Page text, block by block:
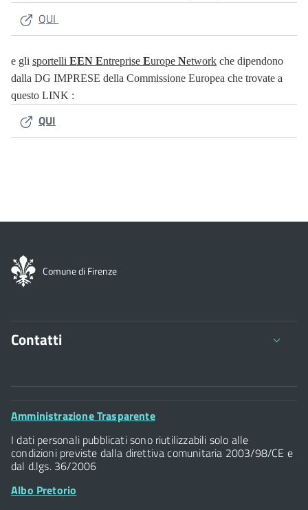
QUI
e gli sportelli EEN Entreprise Europe Network che dipendono
dalla DG IMPRESE della Commissione Europea che trovate a
questo LINK :
QUI
Comune di Firenze
Contatti
Comune di Firenze
Palazzo Vecchio
Piazza della Signoria - 50122, Firenze
Footer
Amministrazione Trasparente
I dati personali pubblicati sono riutilizzabili solo alle
condizioni previste dalla direttiva comunitaria 2003/98/CE e
dal d.lgs. 36/2006
Albo Pretorio